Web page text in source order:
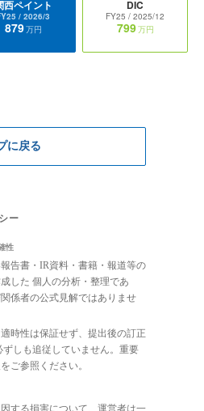
西ペイント
/ 2026/3
879万円
DIC
FY25 / 2025/12
799万円
に戻る
ー
性
告書・IR資料・書籍・報道等の
した 個人の分析・整理であ
係者の公式見解ではありませ
時性は保証せず、提出後の訂正
しも追従していません。重要
ご参照ください。
する損害について、運営者は一